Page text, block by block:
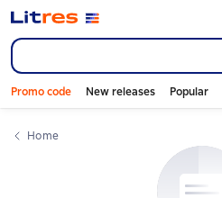
Promo code New releases Popular
Home
Слайдер с книгами
Слайдер с книгами